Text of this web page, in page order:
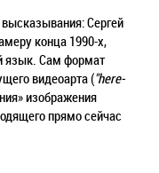
Сергей
конца 1990-х,
язык. Сам формат
видеоарта ("here-
изображения
прямо сейчас